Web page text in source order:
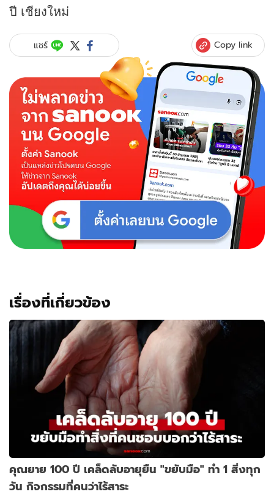
ปี เชียงใหม่
แชร์ Copy link
เรื่องที่เกี่ยวข้อง
คุณยาย 100 ปี เคล็ดลับอายุยืน "ขยับมือ" ทำ 1 สิ่งทุก
วัน กิจกรรมที่คนว่าไร้สาระ